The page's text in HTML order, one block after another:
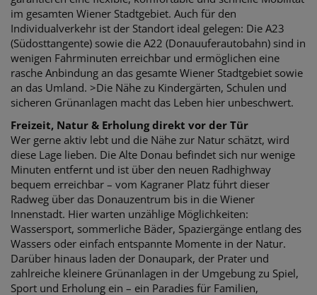
im gesamten Wiener Stadtgebiet. Auch für den
Individualverkehr ist der Standort ideal gelegen: Die A23
(Südosttangente) sowie die A22 (Donauuferautobahn) sind in
wenigen Fahrminuten erreichbar und ermöglichen eine
rasche Anbindung an das gesamte Wiener Stadtgebiet sowie
an das Umland. >Die Nähe zu Kindergärten, Schulen und
sicheren Grünanlagen macht das Leben hier unbeschwert.
Freizeit, Natur & Erholung direkt vor der Tür
Wer gerne aktiv lebt und die Nähe zur Natur schätzt, wird
diese Lage lieben. Die Alte Donau befindet sich nur wenige
Minuten entfernt und ist über den neuen Radhighway
bequem erreichbar – vom Kagraner Platz führt dieser
Radweg über das Donauzentrum bis in die Wiener
Innenstadt. Hier warten unzählige Möglichkeiten:
Wassersport, sommerliche Bäder, Spaziergänge entlang des
Wassers oder einfach entspannte Momente in der Natur.
Darüber hinaus laden der Donaupark, der Prater und
zahlreiche kleinere Grünanlagen in der Umgebung zu Spiel,
Sport und Erholung ein – ein Paradies für Familien,